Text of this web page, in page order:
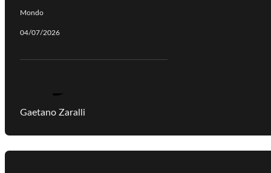
Mondo
04/07/2026
Gaetano Zaralli